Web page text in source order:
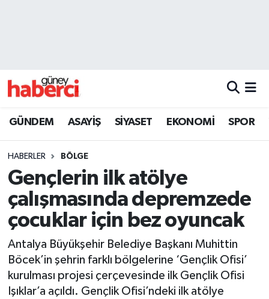
GÜNDEM ASAYİŞ SİYASET EKONOMİ SPOR
HABERLER BÖLGE
Gençlerin ilk atölye
çalışmasında depremzede
çocuklar için bez oyuncak
Antalya Büyükşehir Belediye Başkanı Muhittin
Böcek’in şehrin farklı bölgelerine ‘Gençlik Ofisi’
kurulması projesi çerçevesinde ilk Gençlik Ofisi
Işıklar’a açıldı. Gençlik Ofisi’ndeki ilk atölye
Beyoğlu Trafik Yoğunluk Haritası
Son Dakika Haberleri
Haber Arşivi